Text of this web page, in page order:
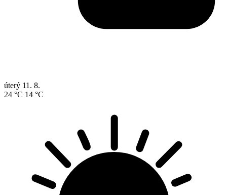
úterý 11. 8.
24 °C 14 °C